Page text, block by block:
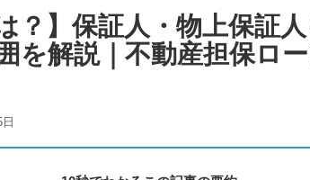
向けローン
担保商品一覧
？】保証人・物上保証人
を解説｜不動産担保ロ